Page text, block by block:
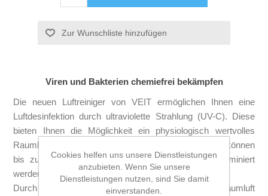
Viren und Bakterien chemiefrei bekämpfen
Die neuen Luftreiniger von VEIT ermöglichen Ihnen eine
Luftdesinfektion durch ultraviolette Strahlung (UV-C). Diese
bieten Ihnen die Möglichkeit ein physiologisch wertvolles
Raumklima zu gestalten. Mit Hilfe der UV-C Strahlung können
bis zu 99% der Bakterien und Viren in der Luft eliminiert
werden.*
Durch einen leistungsstarken Ventilator wird die Raumluft
Cookies helfen uns unsere Dienstleistungen
anzubieten. Wenn Sie unsere
Dienstleistungen nutzen, sind Sie damit
einverstanden.